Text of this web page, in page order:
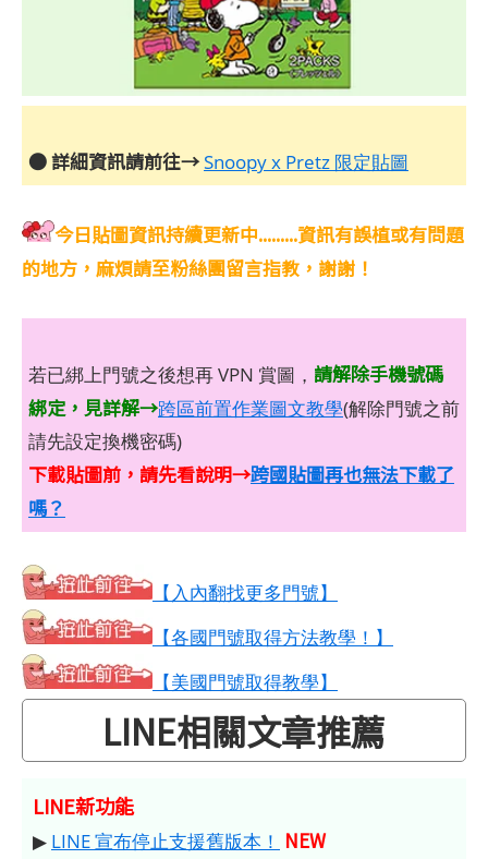
● 詳細資訊請前往→Snoopy x Pretz 限定貼圖
今日貼圖資訊持續更新中.........資訊有誤植或有問題
的地方，麻煩請至粉絲團留言指教，謝謝！
若已綁上門號之後想再 VPN 賞圖， 請解除手機號碼
綁定，見詳解→跨區前置作業圖文教學(解除門號之前
請先設定換機密碼)
下載貼圖前，請先看說明→跨國貼圖再也無法下載了
嗎？
【入內翻找更多門號】
【各國門號取得方法教學！】
【美國門號取得教學】
LINE相關文章推薦
LINE新功能
▶ LINE 宣布停止支援舊版本！ NEW